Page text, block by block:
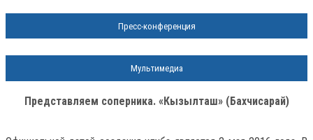
Пресс-конференция
Мультимедиа
Представляем соперника. «Кызылташ» (Бахчисарай)